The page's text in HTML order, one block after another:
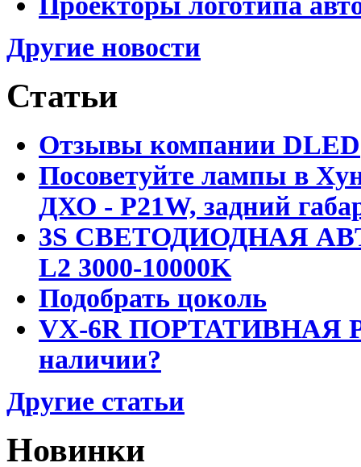
Другие новости
Статьи
Отзывы компании DLED
Посоветуйте лампы в
ДХО - P21W, задний
3S СВЕТОДИОДНАЯ
L2 3000-10000K
Подобрать цоколь
VX-6R ПОРТАТИВНАЯ
наличии?
Другие статьи
Новинки